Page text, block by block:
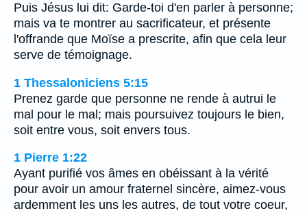
Puis Jésus lui dit: Garde-toi d'en parler à personne;
mais va te montrer au sacrificateur, et présente
l'offrande que Moïse a prescrite, afin que cela leur
serve de témoignage.
1 Thessaloniciens 5:15
Prenez garde que personne ne rende à autrui le
mal pour le mal; mais poursuivez toujours le bien,
soit entre vous, soit envers tous.
1 Pierre 1:22
Ayant purifié vos âmes en obéissant à la vérité
pour avoir un amour fraternel sincère, aimez-vous
ardemment les uns les autres, de tout votre coeur,